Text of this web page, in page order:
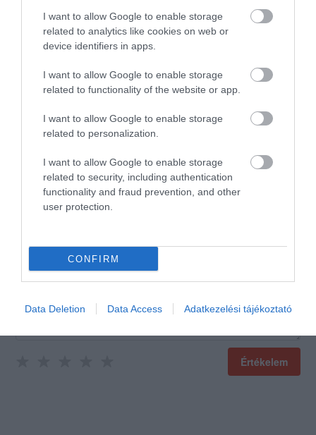
I want to allow Google to enable storage
related to analytics like cookies on web or
device identifiers in apps.
I want to allow Google to enable storage
related to functionality of the website or app.
I want to allow Google to enable storage
related to personalization.
I want to allow Google to enable storage
related to security, including authentication
functionality and fraud prevention, and other
user protection.
CONFIRM
Data Deletion Data Access Adatkezelési tájékoztató
Összesen 6
Balogh Balazs
2014. Szeptember 25.
Bőőőséges sör és
borválaszték, jó fej pultosok,
Jelentés
Értékelem